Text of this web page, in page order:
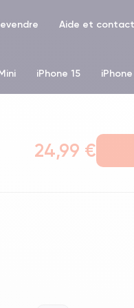
Aide et contact
iPhone 15
24,99 €